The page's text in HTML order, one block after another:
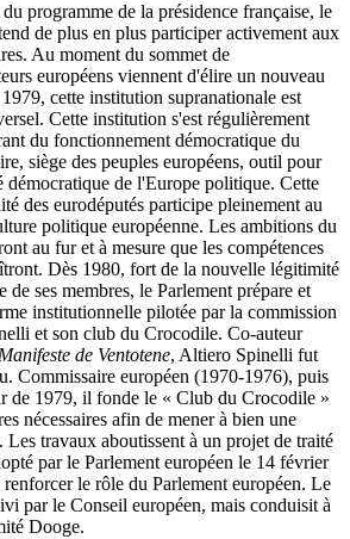
programme de la présidence française, le
de plus en plus participer activement aux
Au moment du sommet de
européens viennent d'élire un nouveau
cette institution supranationale est
Cette institution s'est régulièrement
du fonctionnement démocratique du
siège des peuples européens, outil pour
de l'Europe politique. Cette
des eurodéputés participe pleinement au
politique européenne. Les ambitions du
au fur et à mesure que les compétences
Dès 1980, fort de la nouvelle légitimité
de ses membres, le Parlement prépare et
institutionnelle pilotée par la commission
et son club du Crocodile. Co-auteur
de Ventotene, Altiero Spinelli fut
Commissaire européen (1970-1976), puis
de 1979, il fonde le « Club du Crocodile »
nécessaires afin de mener à bien une
travaux aboutissent à un projet de traité
par le Parlement européen le 14 février
le rôle du Parlement européen. Le
par le Conseil européen, mais conduisit à
Dooge.